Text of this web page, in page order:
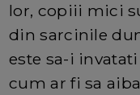
lor, copiii mici
din sarcinile
este sa-i
cum ar fi sa